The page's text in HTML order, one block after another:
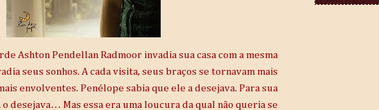
Ashton Pendellan Radmoor invadia sua casa com a mesma
seus sonhos. A cada visita, seus braços se tornavam mais
envolventes. Penélope sabia que ele a desejava. Para sua
desejava… Mas essa era uma loucura da qual não queria se